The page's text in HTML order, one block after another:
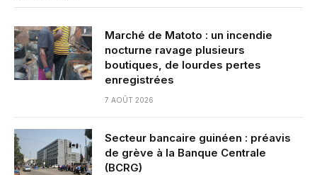
Marché de Matoto : un incendie
nocturne ravage plusieurs
boutiques, de lourdes pertes
enregistrées
7 AOÛT 2026
Secteur bancaire guinéen : préavis
de grève à la Banque Centrale
(BCRG)